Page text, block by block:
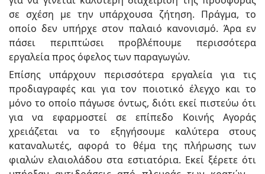
σε σχέση με την υπάρχουσα ζήτηση. Πράγμα, το
οποίο δεν υπήρχε στον παλαιό κανονισμό. Άρα εν
πάσει περιπτώσει προβλέπουμε περισσότερα
εργαλεία προς όφελος των παραγωγών.
Επίσης υπάρχουν περισσότερα εργαλεία για τις
προδιαγραφές και για τον ποιοτικό έλεγχο και το
μόνο το οποίο πάγωσε όντως, διότι εκεί πιστεύω ότι
για να εφαρμοστεί σε επίπεδο Κοινής Αγοράς
χρειάζεται να το εξηγήσουμε καλύτερα στους
καταναλωτές, αφορά το θέμα της πλήρωσης των
φιαλών ελαιολάδου στα εστιατόρια. Εκεί ξέρετε ότι